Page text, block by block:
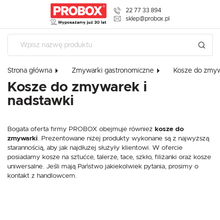
22 77 33 894
sklep@probox.pl
Strona główna Zmywarki gastronomiczne Kosze do
Kosze do zmywarek i
nadstawki
Bogata oferta firmy PROBOX obejmuje również kosze do
zmywarki. Prezentowane niżej produkty wykonane są z najwyższą
starannością, aby jak najdłużej służyły klientowi. W ofercie
posiadamy kosze na sztućce, talerze, tace, szkło, filiżanki oraz kosze
uniwersalne. Jeśli mają Państwo jakiekolwiek pytania, prosimy o
kontakt z handlowcem.
USTAWIENIA
Szanujemy Twoją prywatność. Możesz zmienić ustawienia cookies
zaakceptować je wszystkie. W dowolnym momencie możesz
zmiany swoich ustawień.
Niezbędne
umożliwiają Ci komfortowe korzystanie z oferowanych przez nas usług.
Pliki cookies odpowiadają na podejmowane przez Ciebie działania w celu m.in.
dostosowania Twoich ustawień preferencji prywatności, logowania czy
formularzy. Dzięki plikom cookies strona, z której korzystasz, może działać bez
Więcej
USTAWIENIA REGIONALNE
Lokalizacja
Polska
polski
Waluta
ZAPISZ